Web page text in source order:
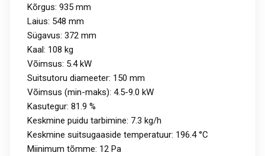
Kõrgus: 935 mm
Laius: 548 mm
Sügavus: 372 mm
Kaal: 108 kg
Võimsus: 5.4 kW
Suitsutoru diameeter: 150 mm
Võimsus (min-maks): 4.5-9.0 kW
Kasutegur: 81.9 %
Keskmine puidu tarbimine: 7.3 kg/h
Keskmine suitsugaaside temperatuur: 196.4 °C
Miinimum tõmme: 12 Pa